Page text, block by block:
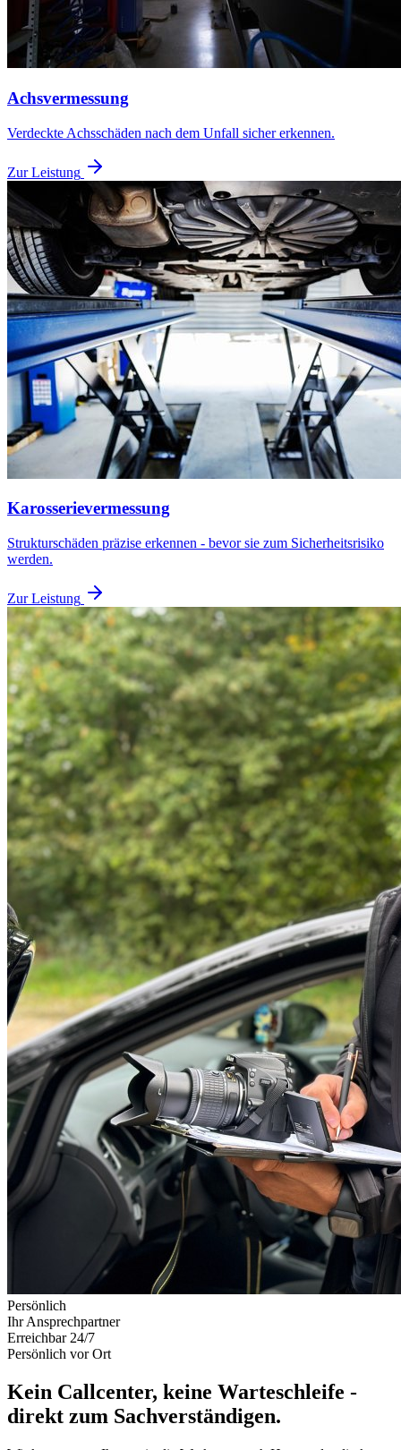
Achsvermessung
Verdeckte Achsschäden nach dem Unfall sicher erkennen.
Zur Leistung
Karosserievermessung
Strukturschäden präzise erkennen - bevor sie zum Sicherheitsrisiko
werden.
Zur Leistung
Persönlich
Ihr Ansprechpartner
Erreichbar 24/7
Persönlich vor Ort
Kein Callcenter, keine Warteschleife -
direkt zum Sachverständigen.